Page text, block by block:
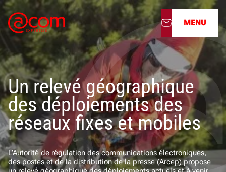
À propos
Nos services
Nos cabinets
Nos filiales
Actualités
MENU
Un relevé géographique
des déploiements des
réseaux fixes et mobiles
L’Autorité de régulation des communications électroniques,
des postes et de la distribution de la presse (Arcep) propose